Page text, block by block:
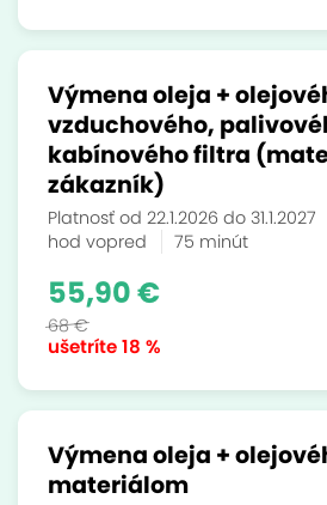
Výmena oleja +
vzduchového,
kabínového filtra
zákazník)
Platnosť od 22.1.2026 do 31.1.2027
hod vopred
75 minút
ušetríte18 %
55,90 €
68 €
Výmena oleja +
materiálom